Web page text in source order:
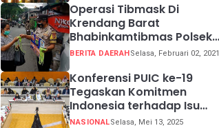
Operasi Tibmask Di
Krendang Barat
Bhabinkamtibmas Polsek
Tambora Bagikan Masker
Prokes
BERITA DAERAHSelasa, Februari 02, 2021
Konferensi PUIC ke-19
Tegaskan Komitmen
Indonesia terhadap Isu
Lingkungan Global
NASIONALSelasa, Mei 13, 2025